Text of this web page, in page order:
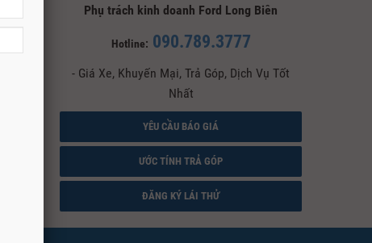
Phụ trách kinh doanh Ford Long Biên
Hotline: 090.789.3777
- Giá Xe, Khuyến Mại, Trả Góp, Dịch Vụ Tốt
Nhất
YÊU CẦU BÁO GIÁ
ƯỚC TÍNH TRẢ GÓP
ĐĂNG KÝ LÁI THỬ